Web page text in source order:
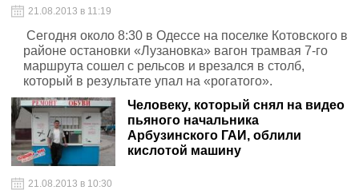
21.08.2013 в 11:19
Сегодня около 8:30 в Одессе на поселке Котовского в
районе остановки «Лузановка» вагон трамвая 7-го
маршрута сошел с рельсов и врезался в столб,
который в результате упал на «рогатого».
Человеку, который снял на видео
пьяного начальника
Арбузинского ГАИ, облили
кислотой машину
21.08.2013 в 10:30